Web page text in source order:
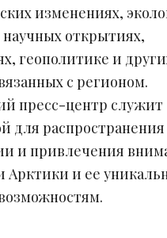
изменениях,
открытиях,
геополитике и
с регионом.
пресс-центр служит
для распространения
и привлечения
Арктики и ее